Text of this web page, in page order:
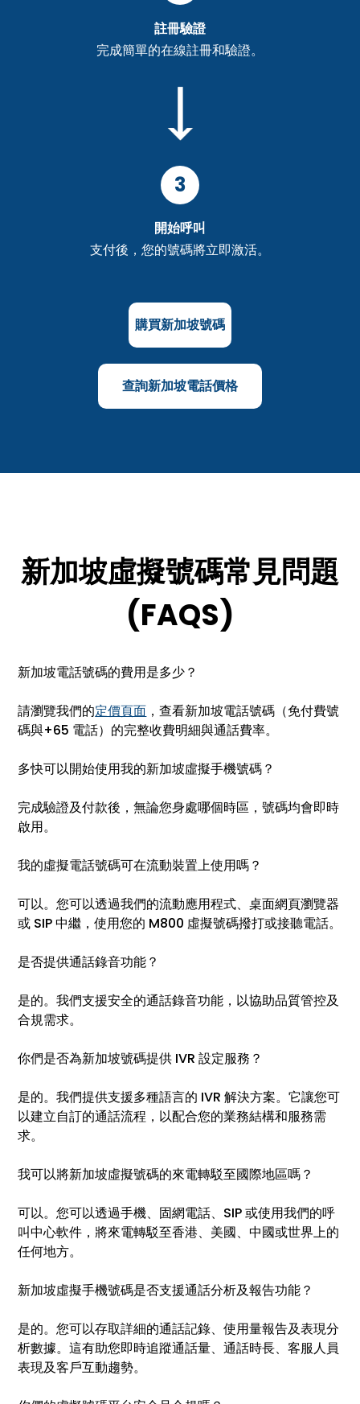
註冊驗證
完成簡單的在線註冊和驗證。
3
開始呼叫
支付後，您的號碼將立即激活。
購買新加坡號碼
查詢新加坡電話價格
新加坡虛擬號碼常見問題
(FAQS)
新加坡電話號碼的費用是多少？
請瀏覽我們的定價頁面 ，查看新加坡電話號碼（免付費號
碼與+65 電話）的完整收費明細與通話費率。
多快可以開始使用我的新加坡虛擬手機號碼？
完成驗證及付款後，無論您身處哪個時區，號碼均會即時
啟用。
我的虛擬電話號碼可在流動裝置上使用嗎？
可以。您可以透過我們的流動應用程式、桌面網頁瀏覽器
或 SIP 中繼，使用您的 M800 虛擬號碼撥打或接聽電話。
是否提供通話錄音功能？
是的。我們支援安全的通話錄音功能，以協助品質管控及
合規需求。
你們是否為新加坡號碼提供 IVR 設定服務？
是的。我們提供支援多種語言的 IVR 解決方案。它讓您可
以建立自訂的通話流程，以配合您的業務結構和服務需
求。
我可以將新加坡虛擬號碼的來電轉駁至國際地區嗎？
可以。您可以透過手機、固網電話、SIP 或使用我們的呼
叫中心軟件，將來電轉駁至香港、美國、中國或世界上的
任何地方。
新加坡虛擬手機號碼是否支援通話分析及報告功能？
是的。您可以存取詳細的通話記錄、使用量報告及表現分
析數據。這有助您即時追蹤通話量、通話時長、客服人員
表現及客戶互動趨勢。